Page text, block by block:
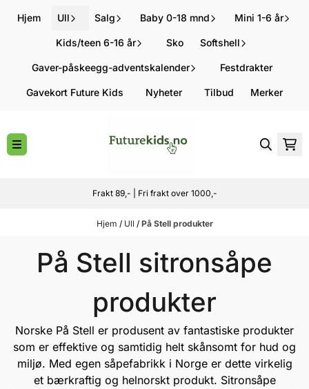
Hopp til innhold
Hjem Ull Salg Baby 0-18 mnd Mini 1-6 år
Kids/teen 6-16 år Sko Softshell
Gaver-påskeegg-adventskalender Festdrakter
Gavekort Future Kids Nyheter Tilbud Merker
Frakt 89,- | Fri frakt over 1000,-
Hjem / Ull / På Stell produkter
På Stell sitronsåpe
produkter
Norske På Stell er produsent av fantastiske produkter
som er effektive og samtidig helt skånsomt for hud og
miljø. Med egen såpefabrikk i Norge er dette virkelig
et bærkraftig og helnorskt produkt. Sitronsåpe